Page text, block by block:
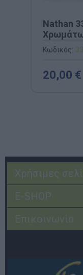
Nathan
Πλαστικό
Κωδικός:
20,00 €
Χρήσιμες
E-SHOP
Επικοινωνία